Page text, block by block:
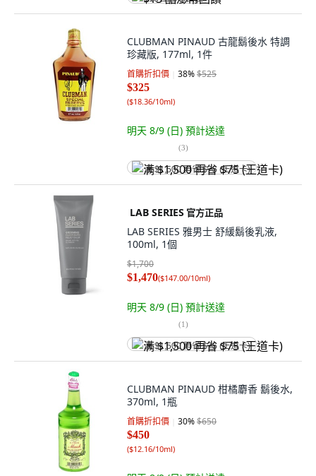
CLUBMAN PINAUD 古龍鬍後水 特調
珍藏版, 177ml, 1件
首購折扣價 38%$525
$325
($18.36/10ml)
明天 8/9 (日) 預計送達
(3)
满 $1,500 再省 $75 (王道卡)
LAB SERIES 官方正品
LAB SERIES 雅男士 舒緩鬍後乳液,
100ml, 1個
$1,700
$1,470($147.00/10ml)
明天 8/9 (日) 預計送達
(1)
满 $1,500 再省 $75 (王道卡)
CLUBMAN PINAUD 柑橘麝香 鬍後水,
370ml, 1瓶
首購折扣價 30%$650
$450
($12.16/10ml)